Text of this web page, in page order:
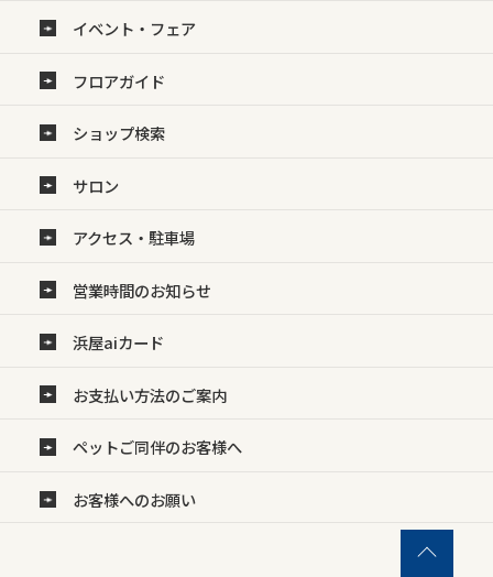
イベント・フェア
フロアガイド
ショップ検索
サロン
アクセス・駐車場
営業時間のお知らせ
浜屋aiカード
お支払い方法のご案内
ペットご同伴のお客様へ
お客様へのお願い